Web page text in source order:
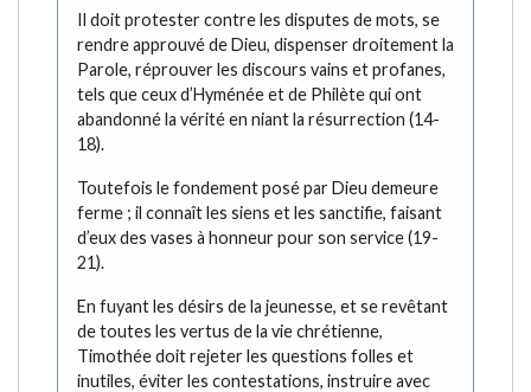
Il doit protester contre les disputes de mots, se
rendre approuvé de Dieu, dispenser droitement la
Parole, réprouver les discours vains et profanes,
tels que ceux d’Hyménée et de Philète qui ont
abandonné la vérité en niant la résurrection (14-
18).
Toutefois le fondement posé par Dieu demeure
ferme ; il connaît les siens et les sanctifie, faisant
d’eux des vases à honneur pour son service (19-
21).
En fuyant les désirs de la jeunesse, et se revêtant
de toutes les vertus de la vie chrétienne,
Timothée doit rejeter les questions folles et
inutiles, éviter les contestations, instruire avec